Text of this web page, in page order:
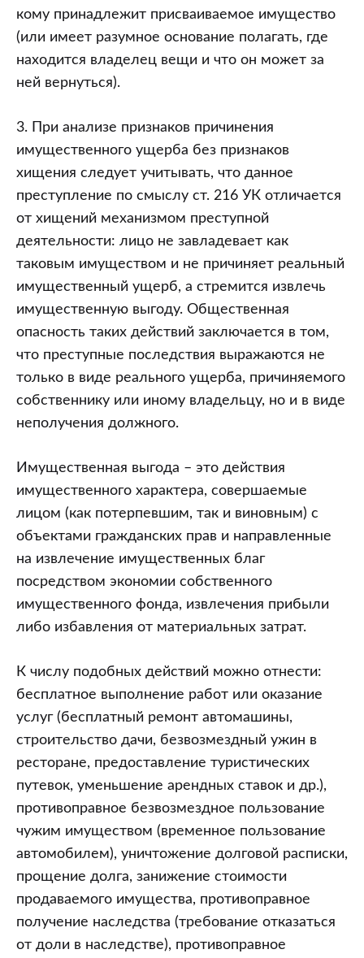
кому принадлежит присваиваемое имущество
(или имеет разумное основание полагать, где
находится владелец вещи и что он может за
ней вернуться).
3. При анализе признаков причинения
имущественного ущерба без признаков
хищения следует учитывать, что данное
преступление по смыслу ст. 216 УК отличается
от хищений механизмом преступной
деятельности: лицо не завладевает как
таковым имуществом и не причиняет реальный
имущественный ущерб, а стремится извлечь
имущественную выгоду. Общественная
опасность таких действий заключается в том,
что преступные последствия выражаются не
только в виде реального ущерба, причиняемого
собственнику или иному владельцу, но и в виде
неполучения должного.
Имущественная выгода – это действия
имущественного характера, совершаемые
лицом (как потерпевшим, так и виновным) с
объектами гражданских прав и направленные
на извлечение имущественных благ
посредством экономии собственного
имущественного фонда, извлечения прибыли
либо избавления от материальных затрат.
К числу подобных действий можно отнести:
бесплатное выполнение работ или оказание
услуг (бесплатный ремонт автомашины,
строительство дачи, безвозмездный ужин в
ресторане, предоставление туристических
путевок, уменьшение арендных ставок и др.),
противоправное безвозмездное пользование
чужим имуществом (временное пользование
автомобилем), уничтожение долговой расписки,
прощение долга, занижение стоимости
продаваемого имущества, противоправное
получение наследства (требование отказаться
от доли в наследстве), противоправное